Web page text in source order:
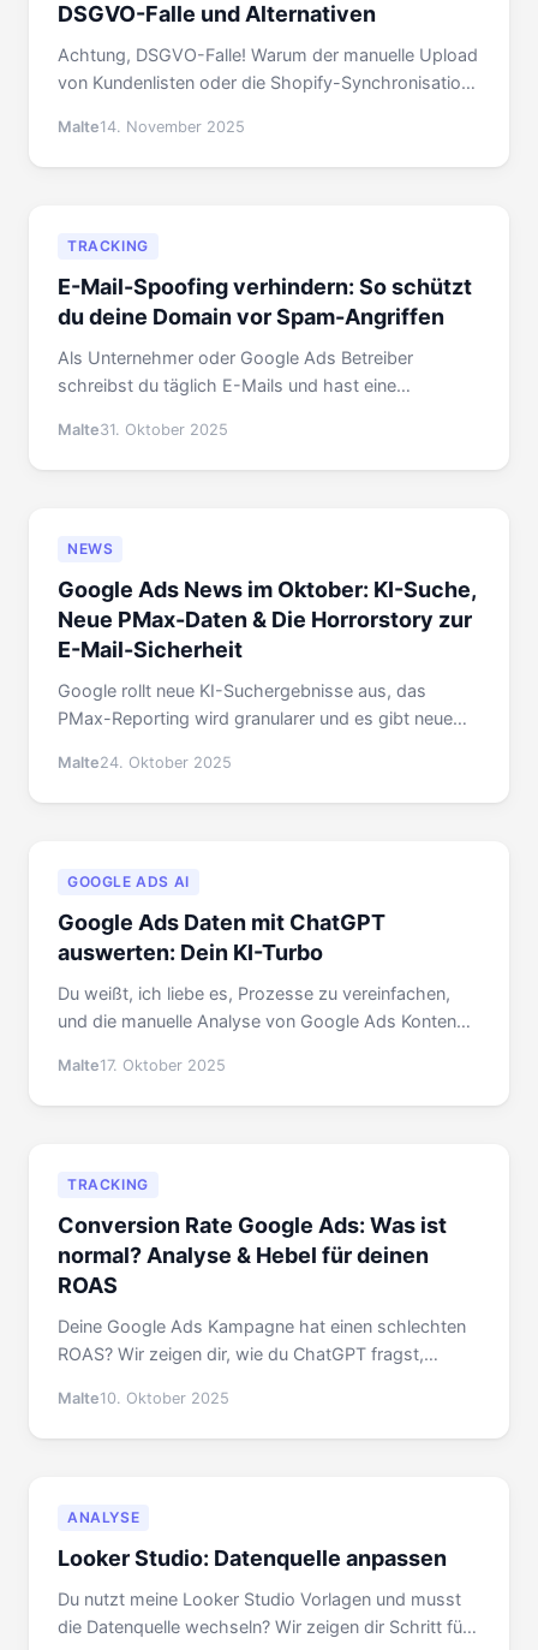
DSGVO-Falle und Alternativen
Achtung, DSGVO-Falle! Warum der manuelle Upload
von Kundenlisten oder die Shopify-Synchronisation
kann. Wir zeigen die Risiken und die legalen
Alternativen.
Malte14. November 2025
TRACKING
E-Mail-Spoofing verhindern: So schützt
du deine Domain vor Spam-Angriffen
Als Unternehmer oder Google Ads Betreiber
schreibst du täglich E-Mails und hast eine
nicht wissen: Deine Domain kann ohne dein Wissen
von Betrügern missbraucht werden.
Malte31. Oktober 2025
NEWS
Google Ads News im Oktober: KI-Suche,
Neue PMax-Daten & Die Horrorstory zur
E-Mail-Sicherheit
Google rollt neue KI-Suchergebnisse aus, das
PMax-Reporting wird granularer und es gibt neue
dringende Warnung vor E-Mail-Spam-Attacken.
Malte24. Oktober 2025
GOOGLE ADS AI
Google Ads Daten mit ChatGPT
auswerten: Dein KI-Turbo
Du weißt, ich liebe es, Prozesse zu vereinfachen,
und die manuelle Analyse von Google Ads Konten
genialen Hack, wie du riesige Mengen an
Kontodaten in ChatGPT reinbekommst.
Malte17. Oktober 2025
TRACKING
Conversion Rate Google Ads: Was ist
normal? Analyse & Hebel für deinen
ROAS
Deine Google Ads Kampagne hat einen schlechten
ROAS? Wir zeigen dir, wie du ChatGPT fragst,
deinen Wert pro Conversion verdoppelst.
Malte10. Oktober 2025
ANALYSE
Looker Studio: Datenquelle anpassen
Du nutzt meine Looker Studio Vorlagen und musst
die Datenquelle wechseln? Wir zeigen dir Schritt für